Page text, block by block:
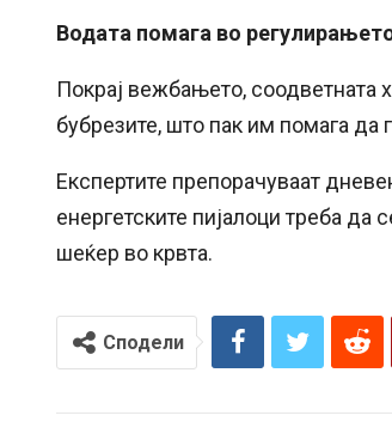
Водата помага во
Покрај вежбањето, соодветната
бубрезите, што пак им помага да
Експертите препорачуваат
енергетските пијалоци треба да
шеќер во крвта.
Сподели